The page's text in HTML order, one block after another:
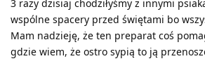
3 razy dzisiaj chodziłyśmy z innymi
wspólne spacery przed świętami bo
Mam nadzieję, że ten preparat coś
gdzie wiem, że ostro sypią to ją